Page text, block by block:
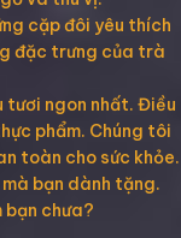
cặp đôi yêu thích
đặc trưng của trà
tươi ngon nhất. Điều
phẩm. Chúng tôi
toàn cho sức khỏe.
bạn dành tặng.
bạn chưa?